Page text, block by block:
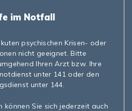
im Notfall
psychischen Krisen- oder
nicht geeignet. Bitte
Ihren Arzt bzw. Ihre
unter 141 oder den
unter 144.
können Sie sich jederzeit auch